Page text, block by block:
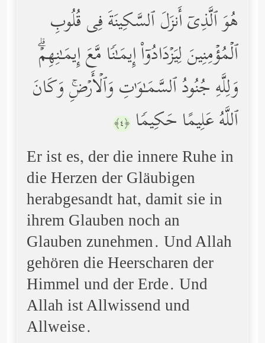
هُوَ ٱلَّذِیۤ أَنزَلَ ٱلسَّكِینَةَ فِی قُلُوبِ
ٱلۡمُؤۡمِنِینَ لِیَزۡدَادُوۤاْ إِیمَـٰنࣰا مَّعَ إِیمَـٰنِهِمۡۗ
وَلِلَّهِ جُنُودُ ٱلسَّمَـٰوَ ٰ⁠تِ وَٱلۡأَرۡضِۚ وَكَانَ
ٱللَّهُ عَلِیمًا حَكِیمࣰا ﴿٤﴾
Er ist es, der die innere Ruhe in
die Herzen der Gläubigen
herabgesandt hat, damit sie in
ihrem Glauben noch an
Glauben zunehmen. Und Allah
gehören die Heerscharen der
Himmel und der Erde. Und
Allah ist Allwissend und
Allweise.